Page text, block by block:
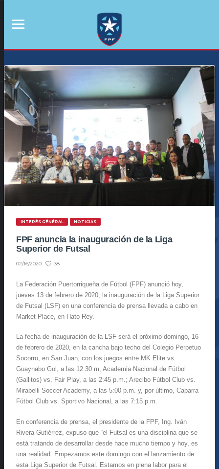
INTERÉS GÉNÉRAL NOTICIAS
FPF anuncia la inauguración de la Liga
Superior de Futsal
02/16/2020 38
La Federación Puertorriqueña de Fútbol (FPF) anunció hoy,
jueves 13 de febrero de 2020, la inauguración de la Liga Superior
de Futsal (LSF) en una conferencia de prensa llevada a cabo en
Market Place, en Hato Rey.
La fecha de inauguración de la LSF será el próximo domingo, 16
de febrero de 2020, en la cancha bajo techo del Colegio Perpetuo
Socorro, en San Juan, con los juegos entre MK Elite vs.
Guaynabo Gol, a las 12:30 m; Academia Nacional de Fútbol
(Gallitos) vs. Fair Play, a las 2:45 p.m.; Arecibo Fútbol Club vs.
Mirabelli Soccer Academy, a las 5:00 p.m. y, por último, Caparra
Fútbol Club vs. Sportivo Nacional, a las 7:15 p.m.
En conferencia de prensa, el presidente de la FPF, Ing. Iván
Rivera Gutiérrez, expuso que “el Futsal es una disciplina que se
está tratando de desarrollar desde hace mucho tiempo y hoy, es
una realidad. Empezamos este domingo con el lanzamiento de
esta Liga Superior de Futsal. Estamos en plena labor para el